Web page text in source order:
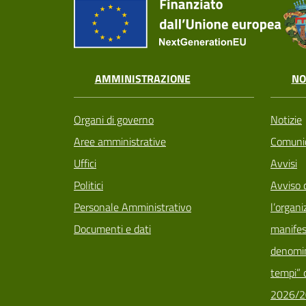
AMMINISTRAZIONE
Organi di governo
Aree amministrative
Uffici
Politici
Personale Amministrativo
Documenti e dati
Notizie
Avvisi
Avviso
tempi”
2026/